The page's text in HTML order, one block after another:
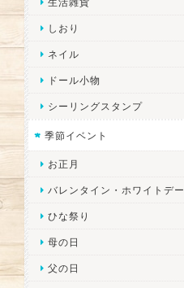
しおり
ネイル
ドール小物
シーリングスタンプ
季節イベント
お正月
バレンタイン・ホワイトデー
ひな祭り
母の日
父の日